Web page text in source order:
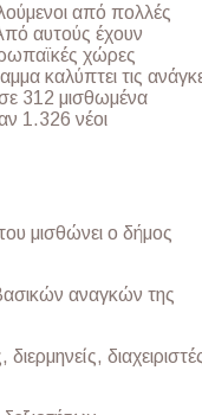
από πολλές
αυτούς έχουν
χώρες
καλύπτει τις
312 μισθωμένα
1.326 νέοι
μισθώνει ο δήμος
αναγκών της